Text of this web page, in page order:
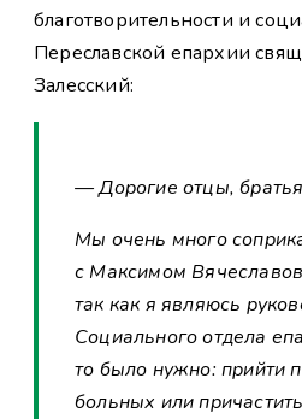
благотворительности и
Переславской епархии
Залесский:
— Дорогие отцы,
Мы очень много
с Максимом
так как я являюсь
Социального отдела
то было нужно: прийти
больных или